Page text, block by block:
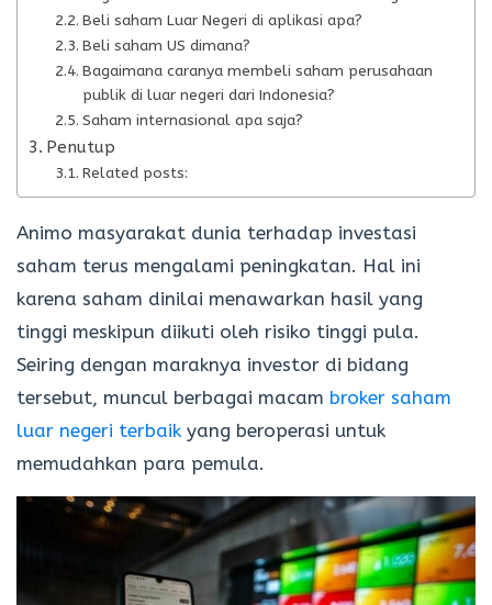
Beli saham Luar Negeri di aplikasi apa?
Beli saham US dimana?
Bagaimana caranya membeli saham perusahaan
publik di luar negeri dari Indonesia?
Saham internasional apa saja?
Penutup
Related posts:
Animo masyarakat dunia terhadap investasi
saham terus mengalami peningkatan. Hal ini
karena saham dinilai menawarkan hasil yang
tinggi meskipun diikuti oleh risiko tinggi pula.
Seiring dengan maraknya investor di bidang
tersebut, muncul berbagai macam broker saham
luar negeri terbaik yang beroperasi untuk
memudahkan para pemula.